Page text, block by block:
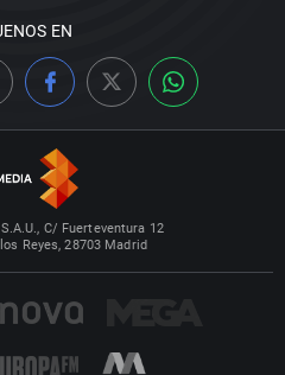
EN
C/ Fuerteventura 12
Reyes, 28703 Madrid